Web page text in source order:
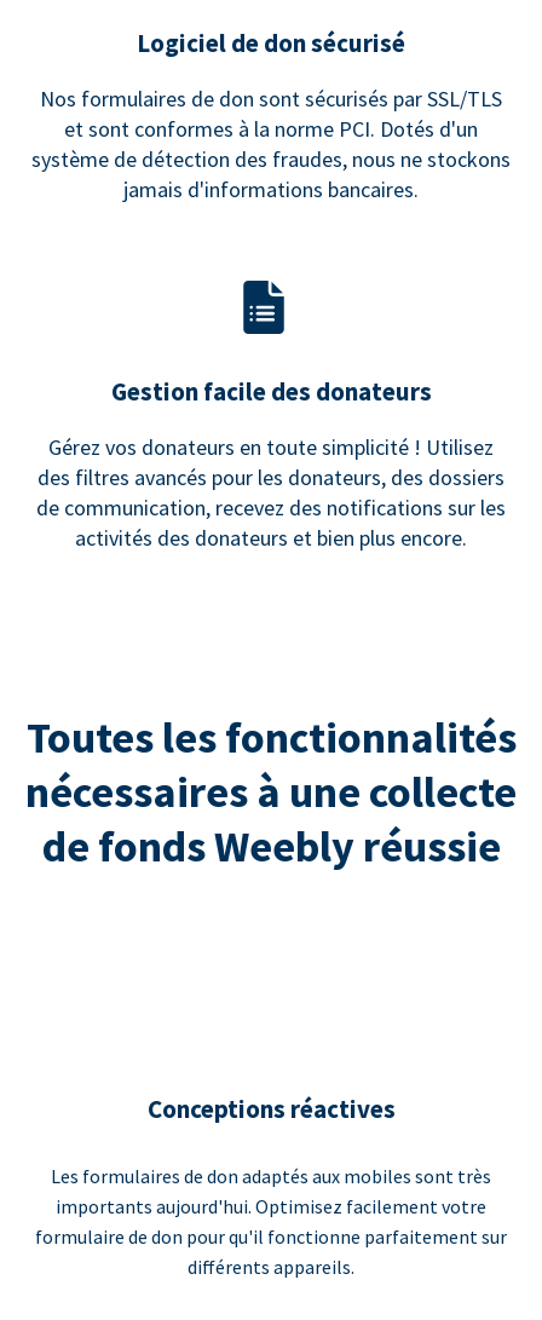
Logiciel de don sécurisé
Nos formulaires de don sont sécurisés par SSL/TLS
et sont conformes à la norme PCI. Dotés d'un
système de détection des fraudes, nous ne stockons
jamais d'informations bancaires.
Gestion facile des donateurs
Gérez vos donateurs en toute simplicité ! Utilisez
des filtres avancés pour les donateurs, des dossiers
de communication, recevez des notifications sur les
activités des donateurs et bien plus encore.
Toutes les fonctionnalités
nécessaires à une collecte
de fonds Weebly réussie
Conceptions réactives
Les formulaires de don adaptés aux mobiles sont très
importants aujourd'hui. Optimisez facilement votre
formulaire de don pour qu'il fonctionne parfaitement sur
différents appareils.